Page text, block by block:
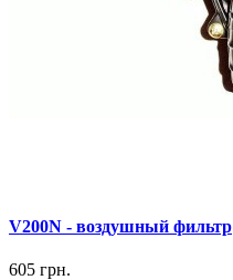
V200N - воздушный фильтр
605 грн.